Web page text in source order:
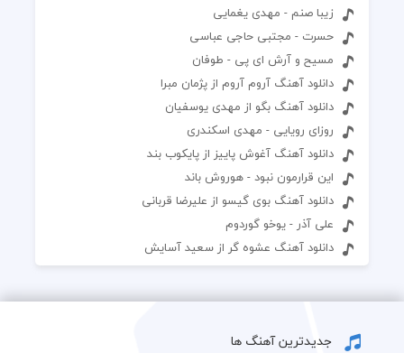
زیبا صنم - مهدی یغمایی
حسرت - مجتبی حاجی عباسی
مسیح و آرش ای پی - طوفان
دانلود آهنگ آروم آروم از پژمان مبرا
دانلود آهنگ بگو از مهدی یوسفیان
روزای رویایی - مهدی اسکندری
دانلود آهنگ آغوش پاییز از پایکوب بند
این قرارمون نبود - هوروش باند
دانلود آهنگ بوی گیسو از علیرضا قربانی
علی آذر - یوخو گوردوم
دانلود آهنگ عشوه گر از سعید آسایش
جدیدترین آهنگ ها